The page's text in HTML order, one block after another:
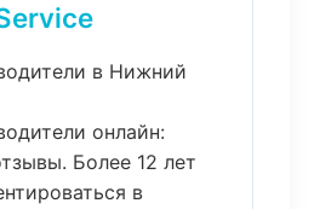
в Нижний
онлайн:
Более 12 лет
в